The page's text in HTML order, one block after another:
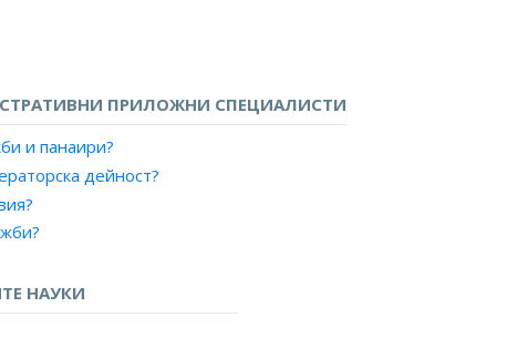
ПРИЛОЖНИ СПЕЦИАЛИСТИ
и панаири?
дейност?
и реклама?
на търгове?
НАУКИ